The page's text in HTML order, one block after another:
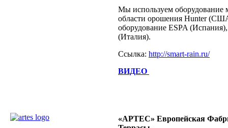
Мы используем оборудование
области орошения Hunter
оборудование ESPA
(Италия).
Ссылка: http://smart-rain.ru/
ВИДЕО
«АРТЕС» Европейская